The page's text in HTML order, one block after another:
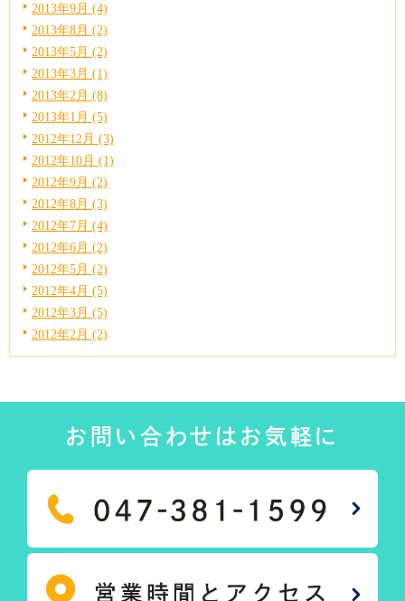
2013年9月 (4)
2013年8月 (2)
2013年5月 (2)
2013年3月 (1)
2013年2月 (8)
2013年1月 (5)
2012年12月 (3)
2012年10月 (1)
2012年9月 (2)
2012年8月 (3)
2012年7月 (4)
2012年6月 (2)
2012年5月 (2)
2012年4月 (5)
2012年3月 (5)
2012年2月 (2)
お問い合わせはお気軽に